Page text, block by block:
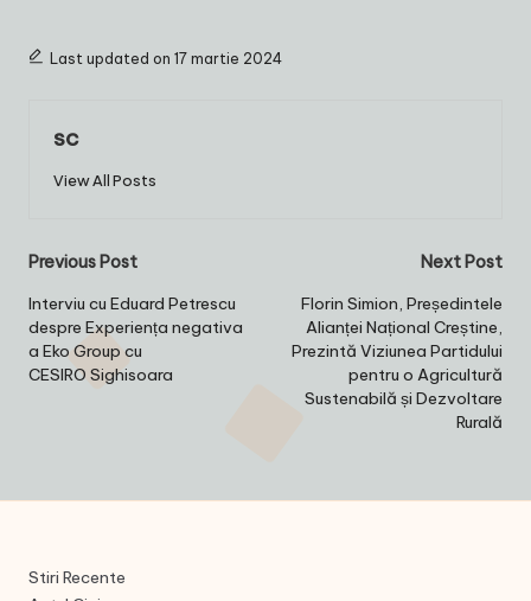
Last updated on 17 martie 2024
sc
View All Posts
Post
navigation
Previous Post
Interviu cu Eduard Petrescu
despre Experiența negativa
a Eko Group cu
CESIRO Sighisoara
Next Post
Florin Simion, Președintele
Alianței Național Creștine,
Prezintă Viziunea Partidului
pentru o Agricultură
Sustenabilă și Dezvoltare
Rurală
Stiri Recente